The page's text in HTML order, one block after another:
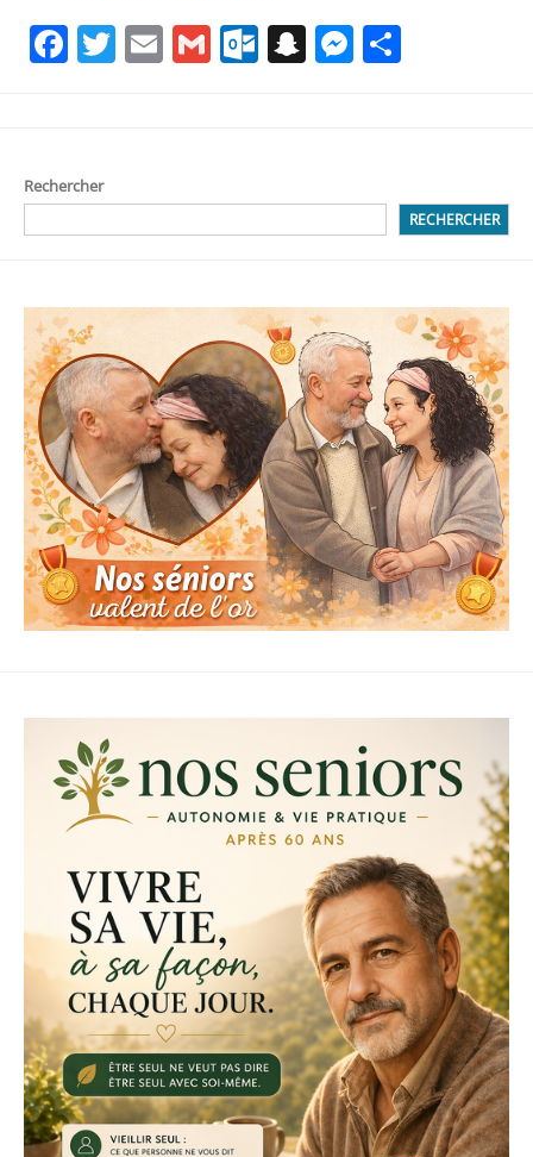
Facebook
Twitter
EmailGmailOutlook.com
Snapchat
Rechercher
RECHERCHER